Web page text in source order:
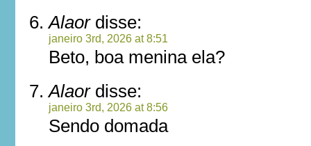
Alaordisse:
janeiro 3rd, 2026 at 8:51
Beto, boa menina ela?
Alaordisse:
janeiro 3rd, 2026 at 8:56
Sendo domada